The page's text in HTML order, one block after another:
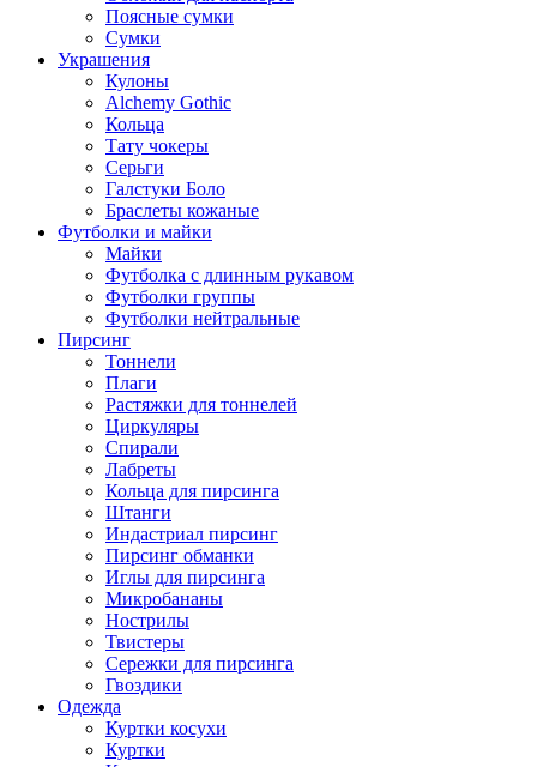
Поясные сумки
Сумки
Украшения
Кулоны
Alchemy Gothic
Кольца
Тату чокеры
Серьги
Галстуки Боло
Браслеты кожаные
Футболки и майки
Майки
Футболка с длинным рукавом
Футболки группы
Футболки нейтральные
Пирсинг
Тоннели
Плаги
Растяжки для тоннелей
Циркуляры
Спирали
Лабреты
Кольца для пирсинга
Штанги
Индастриал пирсинг
Пирсинг обманки
Иглы для пирсинга
Микробананы
Нострилы
Твистеры
Сережки для пирсинга
Гвоздики
Одежда
Куртки косухи
Куртки